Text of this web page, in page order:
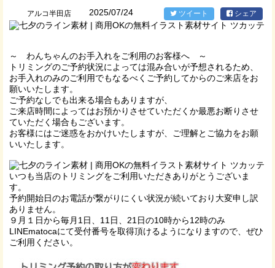
アルコ半田店 2025/07/24 ツイート シェア
～ わんちゃんのお手入れをご利用のお客様へ ～
トリミングのご予約状況によっては混み合いが予想されるため、
お手入れのみのご利用でもなるべくご予約してからのご来店をお
願いいたします。
ご予約なしでも出来る場合もありますが、
ご来店時間によってはお預かりさせていただくか最悪お断りさせ
ていただく場合もございます。
お客様にはご迷惑をおかけいたしますが、ご理解とご協力をお願
いいたします。
いつも当店のトリミングをご利用いただきありがとうございま
す。
予約開始日のお電話が繋がりにくい状況が続いており大変申し訳
ありません。
９月１日から毎月1日、11日、21日の10時から12時のみ
LINEmatocaにて受付番号を取得頂けるようになりますので、ぜひ
ご利用ください。